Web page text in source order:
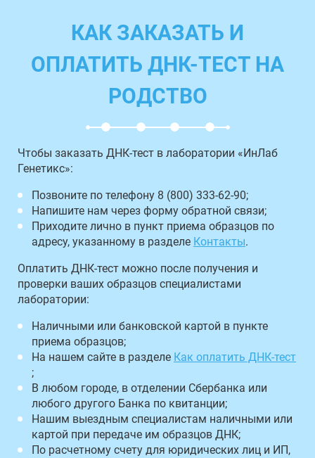
КАК ЗАКАЗАТЬ И
ОПЛАТИТЬ ДНК-ТЕСТ НА
РОДСТВО
Чтобы заказать ДНК-тест в лаборатории «ИнЛаб
Генетикс»:
Позвоните по телефону 8 (800) 333-62-90;
Напишите нам через форму обратной связи;
Приходите лично в пункт приема образцов по
адресу, указанному в разделе Контакты.
Оплатить ДНК-тест можно после получения и
проверки ваших образцов специалистами
лаборатории:
Наличными или банковской картой в пункте
приема образцов;
На нашем сайте в разделе Как оплатить ДНК-тест
;
В любом городе, в отделении Сбербанка или
любого другого Банка по квитанции;
Нашим выездным специалистам наличными или
картой при передаче им образцов ДНК;
По расчетному счету для юридических лиц и ИП,